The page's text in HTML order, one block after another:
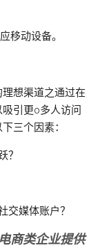
移动设备。
想渠道之通过在
引更o多人访问
三个因素：
？
交媒体账户？
商类企业提供